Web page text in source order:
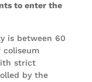
to enter the
is between 60
coliseum
strict
by the